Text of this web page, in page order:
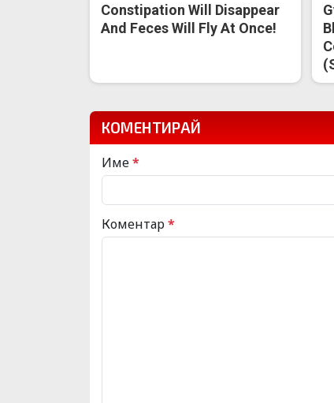
Constipation Will Disappear
And Feces Will Fly At Once!
КОМЕНТИРАЙ
Име*
Коментар*